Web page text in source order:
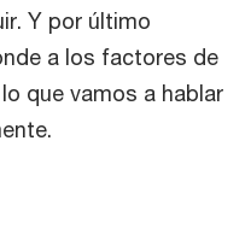
Y por último
a los factores de
que vamos a hablar